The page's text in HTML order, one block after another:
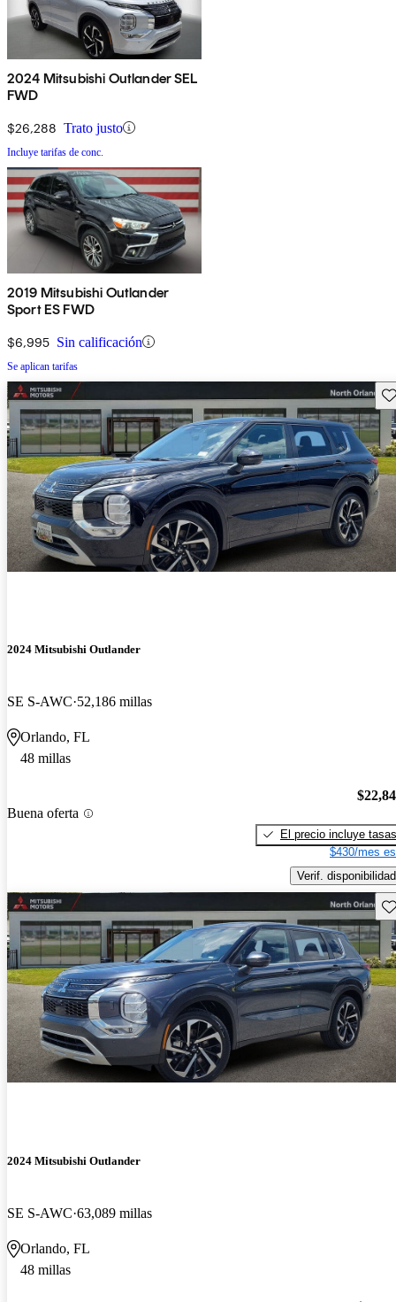
2024 Mitsubishi Outlander SEL
FWD
$26,288 Trato justo
Incluye tarifas de conc.
2019 Mitsubishi Outlander
Sport ES FWD
$6,995 Sin calificación
Se aplican tarifas
2024 Mitsubishi Outlander
SE S-AWC 52,186 millas
Orlando, FL
48 millas
Buena oferta
El precio incluye tasas
$430/mes
Verif. disponibilidad
2024 Mitsubishi Outlander
SE S-AWC 63,089 millas
Orlando, FL
48 millas